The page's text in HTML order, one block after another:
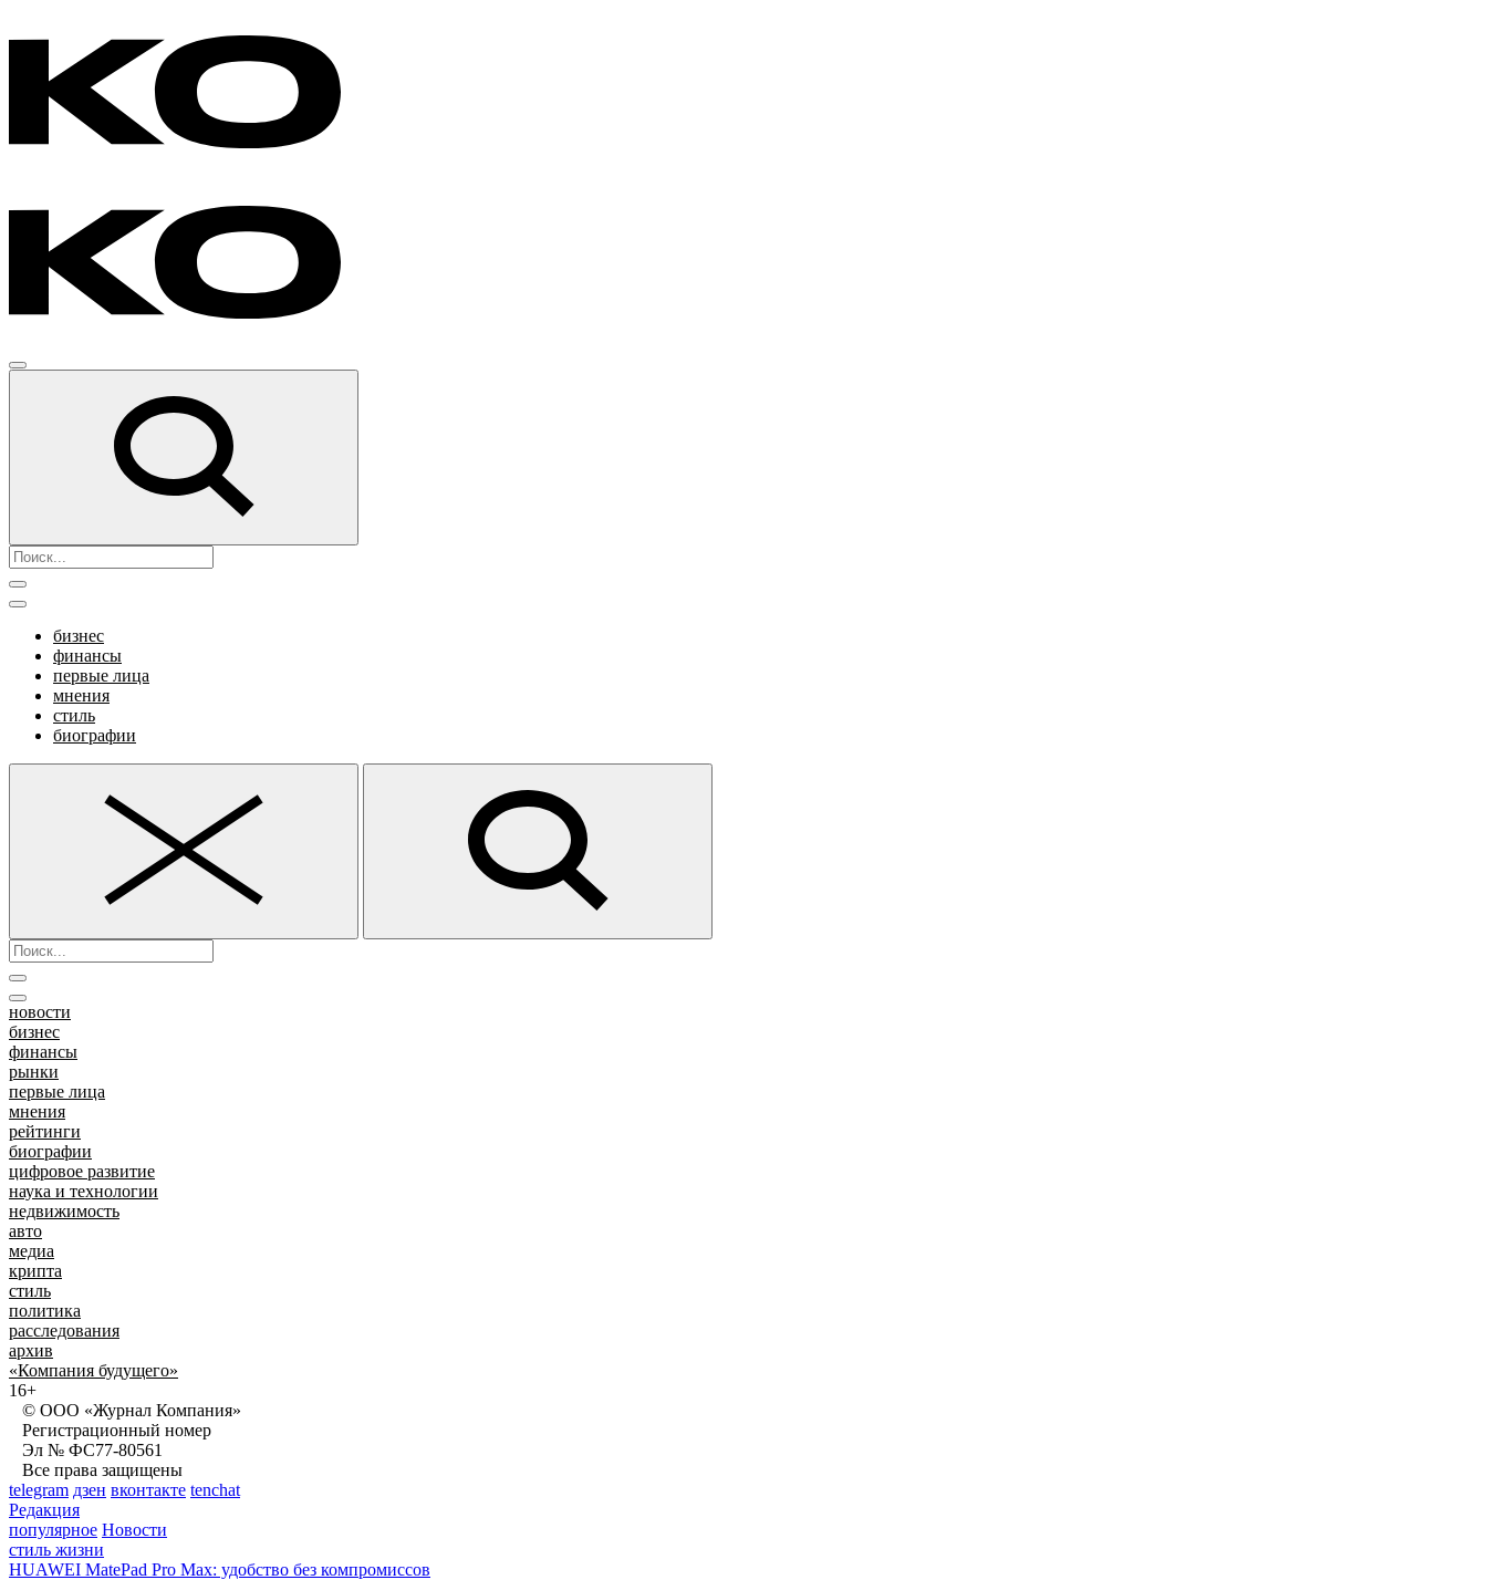
бизнес
финансы
первые лица
мнения
стиль
биографии
новости
бизнес
финансы
рынки
первые лица
мнения
рейтинги
биографии
цифровое развитие
наука и технологии
недвижимость
авто
медиа
крипта
стиль
политика
расследования
архив
«Компания будущего»
16+
© ООО «Журнал Компания»
Регистрационный номер
Эл № ФС77-80561
Все права защищены
telegram дзен вконтакте tenchat
Редакция
популярное Новости
стиль жизни
HUAWEI MatePad Pro Max: удобство без компромиссов